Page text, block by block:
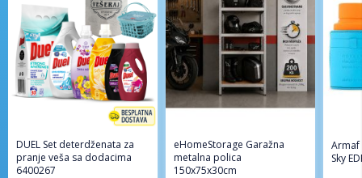
DUEL Set deterdženata za
pranje veša sa dodacima
6400267
eHomeStorage Garažna
metalna polica
150x75x30cm
Armaf
Sky